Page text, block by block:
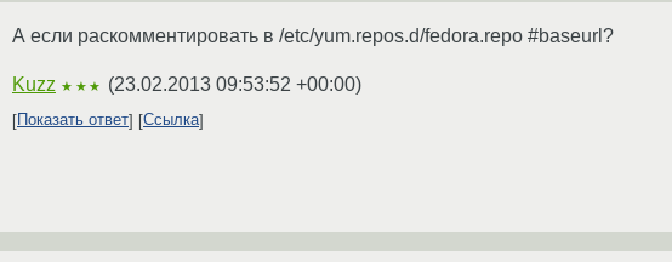
А если раскомментировать в /etc/yum.repos.d/fedora.repo #baseurl?
Kuzz ★★★ (23.02.2013 09:53:52 +00:00)
Показать ответ Ссылка